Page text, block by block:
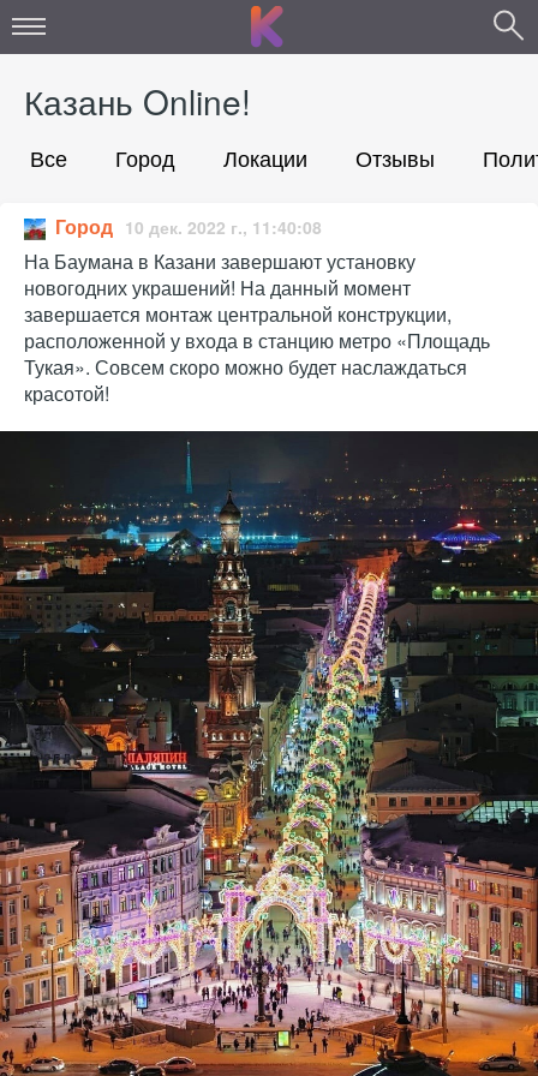
Казань Online!
Все Город Локации Отзывы
Город 10 дек. 2022 г., 11:40:08
На Баумана в Казани завершают установку
новогодних украшений! На данный момент
завершается монтаж центральной конструкции,
расположенной у входа в станцию метро «Площадь
Тукая». Совсем скоро можно будет наслаждаться
красотой!